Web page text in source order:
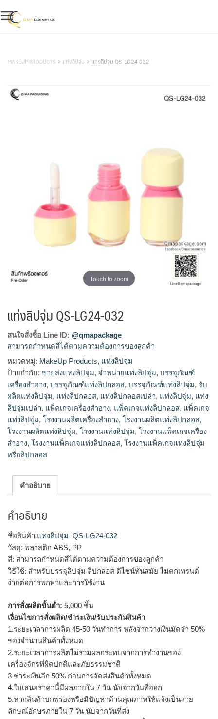
to
content
MAKEUP PRODUCTS แท่งลิปจุ่ม แท่งลิปจุ่ม QS-LG24-032
Touch to zoom
แท่งลิปจุ่ม QS-LG24-032
สนใจสั่งซื้อ Line ID: @qmapackage
สามารถกำหนดสีได้ตามความต้องการของลูกค้า
โรงงานแท่งลิปจุ่ม,รับผลิตแท่งลิปจุ่ม,ขายส่งแท่งลิปจุ่ม,จำหน่าย
แท่งลิปจุ่ม
หมวดหมู่: MakeUp Products, แท่งลิปจุ่ม
ป้ายกำกับ: ขายส่งแท่งลิปจุ่ม, จำหน่ายแท่งลิปจุ่ม, บรรจุภัณฑ์
เครื่องสำอาง, บรรจุภัณฑ์แท่งลิปกลอส, บรรจุภัณฑ์แท่งลิปจุ่ม, รับ
ผลิตแท่งลิปจุ่ม, แท่งลิปกลอส, แท่งลิปกลอสเปล่า, แท่งลิปจุ่ม, แท่ง
ลิปจุ่มเปล่า, แพ็คเกจเครื่องสำอาง, แพ็คเกจแท่งลิปกลอส, แพ็คเกจ
แท่งลิปจุ่ม, โรงงานผลิตเครื่องสำอาง, โรงงานผลิตแท่งลิปกลอส,
โรงงานผลิตแท่งลิปจุ่ม, โรงงานแท่งลิปจุ่ม, โรงงานแพ็คเกจเครื่อง
สำอาง, โรงงานแพ็คเกจแท่งลิปกลอส, โรงงานแพ็คเกจแท่งลิปจุ่ม
หรือลิปกลอส
คำอธิบาย
คำอธิบาย
ชื่อสินค้า:แท่งลิปจุ่ม QS-LG24-032
วัสดุ: พลาสติก ABS, PP
สี: สามารถกำหนดสีได้ตามความต้องการของลูกค้า
วิธีใช้: สำหรับบรรจุลิปจุ่ม ลิปกลอส ดีไซน์ทันสมัย ไม่ตกเทรนด์
ง่ายต่อการพกพาและการใช้งาน
การสั่งผลิตขั้นต่ำ: 5,000 ชิ้น
เงื่อนไขการสั่งผลิต/ชำระเงิน/รับประกันสินค้า
1.ระยะเวลาการผลิต 45-50 วันทำการ หลังจากวางเงินมัดจำ 50%
ของจำนวนสินค้าทั้งหมด
2.ระยะเวลาการผลิตไม่รวมผลกระทบจากการทำงานของ
เครื่องจักรที่ผิดปกติและภัยธรรมชาติ
3.ชำระเงินอีก 50% ก่อนการจัดส่งสินค้าทั้งหมด
4.ใบเสนอราคานี้มีผลภายใน 7 วัน นับจากวันที่ออก
5.หากสินค้าบกพร่องหรือมีปัญหาด้านคุณภาพให้แจ้งเป็นลาย
ลักษณ์อักษรภายใน 7 วัน นับจากวันที่ส่ง